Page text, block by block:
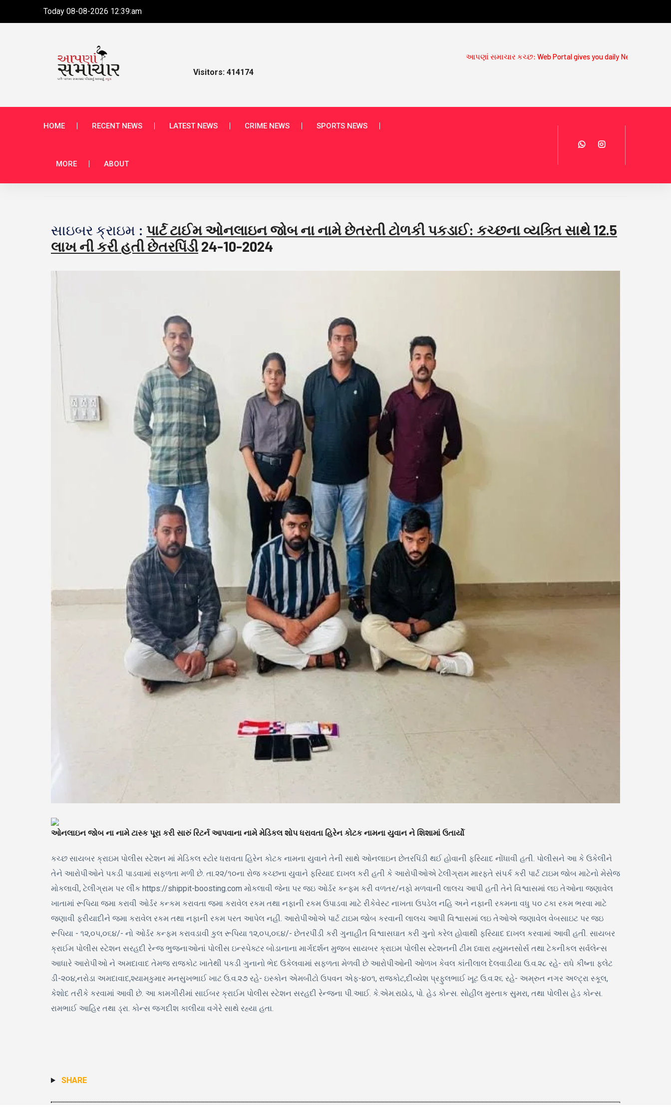
Today 08-08-2026 12:39:am
આપણાં સમાચાર કચ્છ: Web Portal gives you daily News Updates on
Visitors: 414174
HOME RECENT NEWS LATEST NEWS CRIME NEWS SPORTS NEWS
MORE ABOUT
સાઇબર ક્રાઇમ : પાર્ટ ટાઈમ ઓનલાઇન જોબ ના નામે છેતરતી ટોળકી પકડાઈ: કચ્છના વ્યક્તિ સાથે 12.5
લાખ ની કરી હતી છેતરપિંડી 24-10-2024
ઓનલાઇન જોબ ના નામે ટાસ્ક પૂરા કરી સારું રિટર્ન આપવાના નામે મેડિકલ શોપ ધરાવતા હિરેન કોટક નામના યુવાન ને શિશામાં ઉતાર્યો
કચ્છ સાયબર ક્રાઇમ પોલીસ સ્ટેશન માં મેડિકલ સ્ટોર ધરાવતા હિરેન કોટક નામના યુવાને તેની સાથે ઓનલાઇન છેતરપિંડી થઈ હોવાની ફરિયાદ નોંધાવી હતી. પોલીસને આ કે ઉકેલીને
તેને આરોપીઓને પકડી પાડવામાં સફળતા મળી છે. તા.૨૨/૧૦ના રોજ કચ્છના યુવાને ફરિયાદ દાખલ કરી હતી કે આરોપીઓએ ટેલીગ્રામ મારફતે સંપર્ક કરી પાર્ટ ટાઇમ જોબ માટેનો મેસેજ
મોકલાવી, ટેલીગ્રામ પર લીંક https://shippit-boosting.com મોકલાવી જેના પર જઇ ઓર્ડર કન્ફમ કરી વળતર/નફો મળવાની લાલચ આપી હતી તેને વિશ્વાસમાં લઇ તેઓના જણાવેલ
ખાતામાં રૂપિયા જમા કરાવી ઓર્ડર કન્કમ કરાવતા જમા કરાવેલ રકમ તથા નફાની રકમ ઉપાડવા માટે રીકેવેસ્ટ નાખતા ઉપડેલ નહિ અને નફાની રકમના વધુ ૫૦ ટકા રકમ ભરવા માટે
જણાવી ફરીયાદીને જમા કરાવેલ રકમ તથા નફાની રકમ પરત આપેલ નહી. આરોપીઓએ પાર્ટ ટાઇમ જોબ કરવાની લાલચ આપી વિશ્વાસમાં લઇ તેઓએ જણાવેલ વેબસાઇટ પર જઇ
રૂપિયા - ૧૨,૦૫,૦૬૪/- નો ઓર્ડર કન્ફમ કરાવડાવી કુલ રૂપિયા ૧૨,૦૫,૦૬૪/- છેતરપીંડી કરી ગુનાહીત વિશ્વાસઘાત કરી ગુનો કરેલ હોવાથી ફરિયાદ દાખલ કરવામાં આવી હતી. સાયબર
ક્રાઈમ પોલીસ સ્ટેશન સરહદી રેન્જ ભુજનાઓનાં પોલીસ ઇન્સ્પેક્ટર બોડાનાના માર્ગદર્શન મુજબ સાયબર ક્રાઇમ પોલીસ સ્ટેશનની ટીમ ધ્વારા હ્યુમનસોર્સ તથા ટેકનીકલ સર્વલેન્સ
આધારે આરોપીઓ ને અમદાવાદ તેમજ રાજકોટ ખાતેથી પકડી ગુનાનો ભેદ ઉકેલવામાં સફળતા મેળવી છે આરોપીઓની ઓળખ કેવલ કાંતીલાલ દેલવાડીયા ઉ.વ.૨૮ રહે- રાધે કીષ્ના ફ્લેટ
ડી-૨૦૪,નરોડા અમદાવાદ,શ્યામકુમાર મનસુખભાઈ ખાટ ઉ.વ.૨૭ રહે- ઇસ્કોન એમબીટો ઉપવન એફ-૪૦૧, રાજકોટ,દીવ્યેશ પ્રફુલભાઈ ખૂટ ઉ.વ.૨૬ રહે- અમ્રુત નગર અલ્ટ્રા સ્કૂલ,
કેશોદ તરીકે કરવામાં આવી છે. આ કામગીરીમાં સાઈબર ક્રાઈમ પોલીસ સ્ટેશન સરહદી રેન્જના પી.આઈ. કે.એમ.રાઠોડ, પો. હેડ કોન્સ. સોહીલ મુસ્તાક સુમરા, તથા પોલીસ હેડ કોન્સ.
રામભાઈ આહિર તથા ડ્રા. કોન્સ જગદીશ કાલીયા વગેરે સાથે રહ્યા હતા.
SHARE